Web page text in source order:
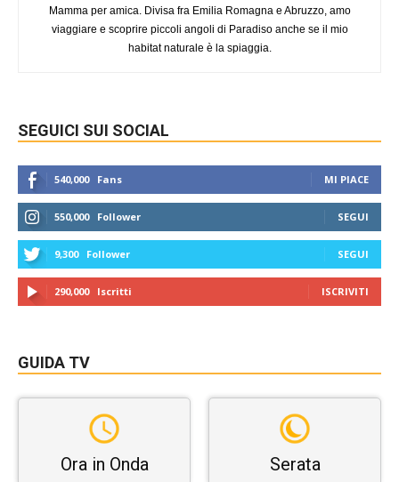
Mamma per amica. Divisa fra Emilia Romagna e Abruzzo, amo
viaggiare e scoprire piccoli angoli di Paradiso anche se il mio
habitat naturale è la spiaggia.
SEGUICI SUI SOCIAL
540,000 Fans MI PIACE
550,000 Follower SEGUI
9,300 Follower SEGUI
290,000 Iscritti ISCRIVITI
GUIDA TV
Ora in Onda Serata